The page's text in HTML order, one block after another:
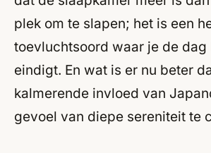
plek om te slapen; het is een
toevluchtsoord waar je de dag
eindigt. En wat is er nu beter
kalmerende invloed van
gevoel van diepe sereniteit te